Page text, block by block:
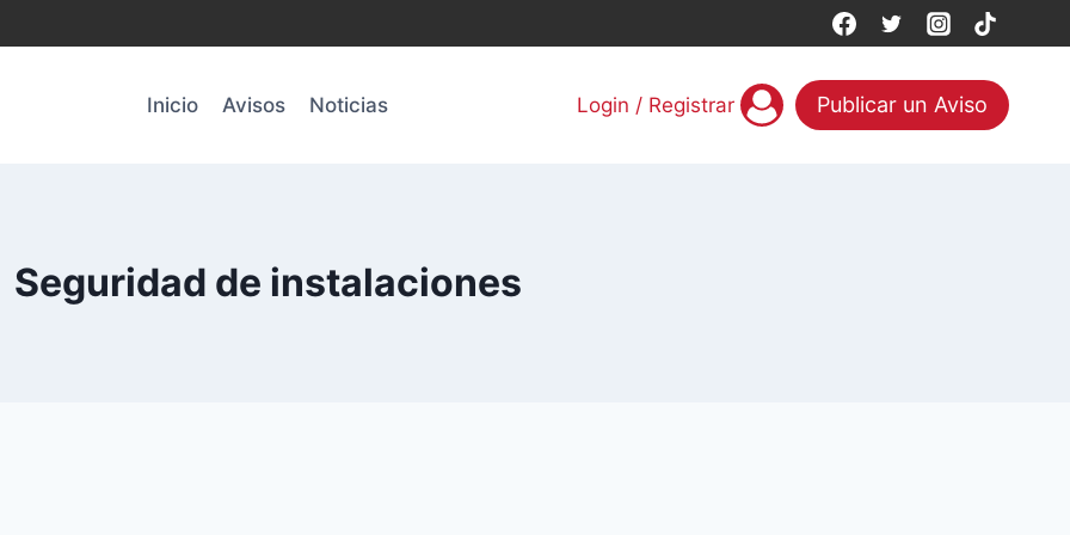
Inicio
Avisos Noticias Login / Registrar Publicar un Aviso
Seguridad de instalaciones